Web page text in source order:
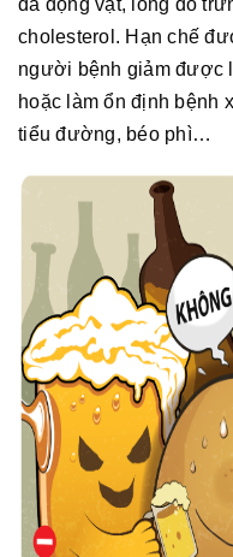
da động vật, lòng đỏ
cholesterol. Hạn chế
người bệnh giảm được
hoặc làm ổn định bệnh
tiểu đường, béo phì…